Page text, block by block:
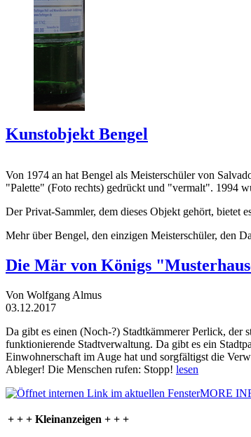
Kunstobjekt Bengel
Von 1974 an hat Bengel als Meisterschüler von
"Palette" (Foto rechts) gedrückt und "vermalt". 1994
Der Privat-Sammler, dem dieses Objekt gehört, bietet
Mehr über Bengel, den einzigen Meisterschüler, den
Die Mär von Königs
Von Wolfgang Almus
03.12.2017
Da gibt es einen (Noch-?) Stadtkämmerer Perlick, der
funktionierende Stadtverwaltung. Da gibt es ein
Einwohnerschaft im Auge hat und sorgfältigst die
Ableger! Die Menschen rufen: Stopp! lesen
MORE
+ + + Kleinanzeigen + + +